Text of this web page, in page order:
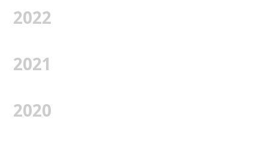
2022
2021
2020